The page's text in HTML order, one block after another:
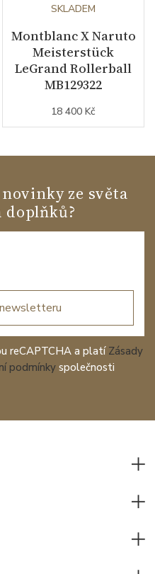
SKLADEM
Montblanc X Naruto
Meisterstück
LeGrand Rollerball
MB129322
18 400 Kč
ze světa
reCAPTCHA a platí Zásady
podmínky společnosti